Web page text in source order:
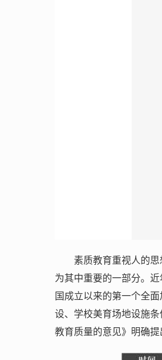
素质教育重视人的
为其中重要的一部分。
国成立以来的第一个全
设、学校美育场地设施
教育质量的意见》明确